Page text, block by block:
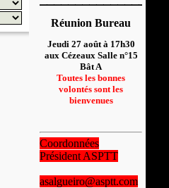
Réunion Bureau
Jeudi 27 août à 17h30
aux Cézeaux Salle n°15
Bât A
Toutes les bonnes
volontés sont les
bienvenues
Coordonnées
Président ASPTT
asalgueiro@asptt.com